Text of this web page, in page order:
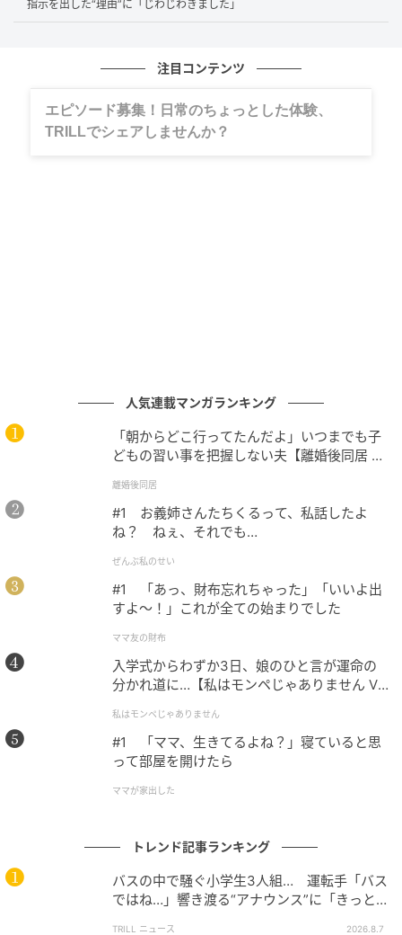
その後、神在神社でお参りもした配信者さんたちは車
で海鮮丼を食べることに！
出典：クリススタイルチャンネル
さっそく食べ始めると、「魚がコリコリしていておい
しい」と配信者さん。いつもは醤油をたっぷりかける
そうですが、「何もつけなくても魚がおいしい」と食
べ進めます。娘さんも丼をかきこむように食べてお
指示を出した“理由”に「じわじわきました」
注目コンテンツ
エピソード募集！日常のちょっとした体験、
TRILLでシェアしませんか？
人気連載マンガランキング
「朝からどこ行ってたんだよ」いつまでも子
どもの習い事を把握しない夫【離婚後同居 Vo
離婚後同居
#1 お義姉さんたちくるって、私話したよ
ね？ ねぇ、それでも…
ぜんぶ私のせい
#1 「あっ、財布忘れちゃった」「いいよ出
すよ〜！」これが全ての始まりでした
ママ友の財布
入学式からわずか3日、娘のひと言が運命の
分かれ道に…【私はモンペじゃありません Vo
私はモンペじゃありません
#1 「ママ、生きてるよね？」寝ていると思
って部屋を開けたら
ママが家出した
トレンド記事ランキング
バスの中で騒ぐ小学生3人組… 運転手「バス
ではね…」響き渡る“アナウンス”に「きっと
TRILL ニュース 2026.8.7